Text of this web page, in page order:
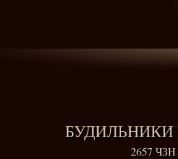
БУДИЛЬНИКИ
2657 ЧЗН